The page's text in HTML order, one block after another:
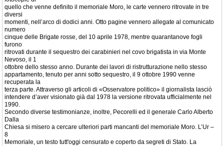
quello che venne definito il memoriale Moro, le carte vennero ritrovate in tre
diversi
momenti, nell’arco di dodici anni. Otto pagine vennero allegate al comunicato
numero
cinque delle Brigate rosse, del 10 aprile 1978, mentre quarantanove fogli
furono
ritrovati durante il sequestro dei carabinieri nel covo brigatista in via Monte
Nevoso, il 1
ottobre dello stesso anno. Durante dei lavori di ristrutturazione nello stesso
appartamento, tenuto per anni sotto sequestro, il 9 ottobre 1990 venne
recuperata la
terza parte. Attraverso gli articoli di «Osservatore politico» il giornalista lasciò
intendere d’aver visionato già dal 1978 la versione ritrovata ufficialmente nel
1990.
Secondo diverse testimonianze, inoltre, Pecorelli ed il generale Carlo Alberto
Dalla
Chiesa si misero a cercare ulteriori parti mancanti del memoriale Moro. L’Ur –
8
Memoriale, un testo tutt'oggi censurato e coperto da segreti di Stato. La